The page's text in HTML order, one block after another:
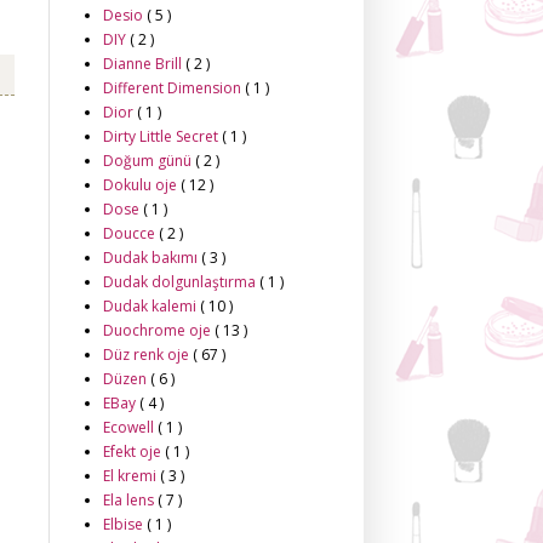
Desio ( 5 )
DIY ( 2 )
Dianne Brill ( 2 )
Different Dimension ( 1 )
Dior ( 1 )
Dirty Little Secret ( 1 )
Doğum günü ( 2 )
Dokulu oje ( 12 )
Dose ( 1 )
Doucce ( 2 )
Dudak bakımı ( 3 )
Dudak dolgunlaştırma ( 1 )
Dudak kalemi ( 10 )
Duochrome oje ( 13 )
Düz renk oje ( 67 )
Düzen ( 6 )
EBay ( 4 )
Ecowell ( 1 )
Efekt oje ( 1 )
El kremi ( 3 )
Ela lens ( 7 )
Elbise ( 1 )